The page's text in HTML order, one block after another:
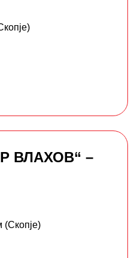
ВЛАХОВ“ –